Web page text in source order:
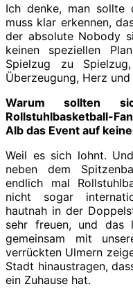
Ich denke, man sollte
muss klar erkennen,
der absolute Nobody
keinen speziellen
Spielzug zu
Überzeugung, Herz
Warum sollten
Rollstuhlbasketball-
Alb das Event auf
Weil es sich lohnt.
neben dem
endlich mal
nicht sogar
hautnah in der
sehr freuen, und das
gemeinsam mit
verrückten Ulmern
Stadt hinaustragen,
ein Zuhause hat.